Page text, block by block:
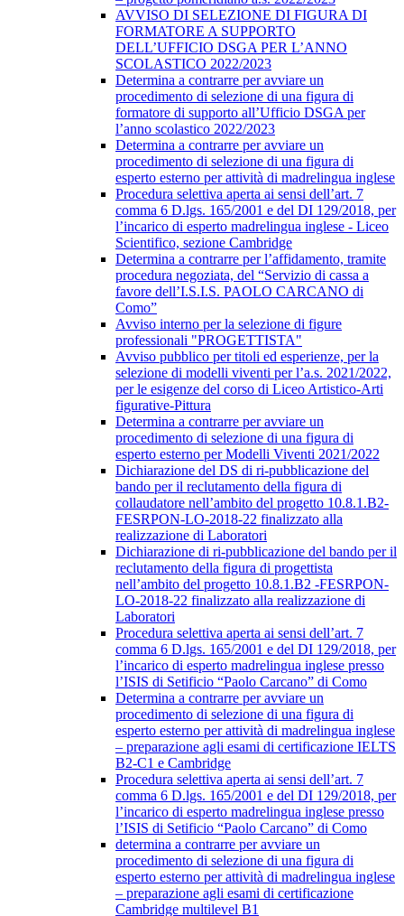
AVVISO DI SELEZIONE DI FIGURA DI
FORMATORE A SUPPORTO
DELL’UFFICIO DSGA PER L’ANNO
SCOLASTICO 2022/2023
Determina a contrarre per avviare un
procedimento di selezione di una figura di
formatore di supporto all’Ufficio DSGA per
l’anno scolastico 2022/2023
Determina a contrarre per avviare un
procedimento di selezione di una figura di
esperto esterno per attività di madrelingua inglese
Procedura selettiva aperta ai sensi dell’art. 7
comma 6 D.lgs. 165/2001 e del DI 129/2018, per
l’incarico di esperto madrelingua inglese - Liceo
Scientifico, sezione Cambridge
Determina a contrarre per l’affidamento, tramite
procedura negoziata, del “Servizio di cassa a
favore dell’I.S.I.S. PAOLO CARCANO di
Como”
Avviso interno per la selezione di figure
professionali "PROGETTISTA"
Avviso pubblico per titoli ed esperienze, per la
selezione di modelli viventi per l’a.s. 2021/2022,
per le esigenze del corso di Liceo Artistico-Arti
figurative-Pittura
Determina a contrarre per avviare un
procedimento di selezione di una figura di
esperto esterno per Modelli Viventi 2021/2022
Dichiarazione del DS di ri-pubblicazione del
bando per il reclutamento della figura di
collaudatore nell’ambito del progetto 10.8.1.B2-
FESRPON-LO-2018-22 finalizzato alla
realizzazione di Laboratori
Dichiarazione di ri-pubblicazione del bando per il
reclutamento della figura di progettista
nell’ambito del progetto 10.8.1.B2 -FESRPON-
LO-2018-22 finalizzato alla realizzazione di
Laboratori
Procedura selettiva aperta ai sensi dell’art. 7
comma 6 D.lgs. 165/2001 e del DI 129/2018, per
l’incarico di esperto madrelingua inglese presso
l’ISIS di Setificio “Paolo Carcano” di Como
Determina a contrarre per avviare un
procedimento di selezione di una figura di
esperto esterno per attività di madrelingua inglese
– preparazione agli esami di certificazione IELTS
B2-C1 e Cambridge
Procedura selettiva aperta ai sensi dell’art. 7
comma 6 D.lgs. 165/2001 e del DI 129/2018, per
l’incarico di esperto madrelingua inglese presso
l’ISIS di Setificio “Paolo Carcano” di Como
determina a contrarre per avviare un
procedimento di selezione di una figura di
esperto esterno per attività di madrelingua inglese
– preparazione agli esami di certificazione
Cambridge multilevel B1